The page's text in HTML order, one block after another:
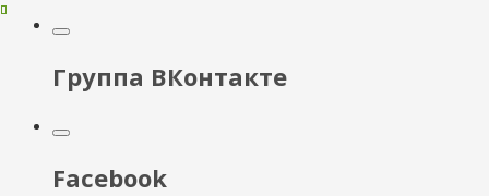
Группа ВКонтакте
Facebook